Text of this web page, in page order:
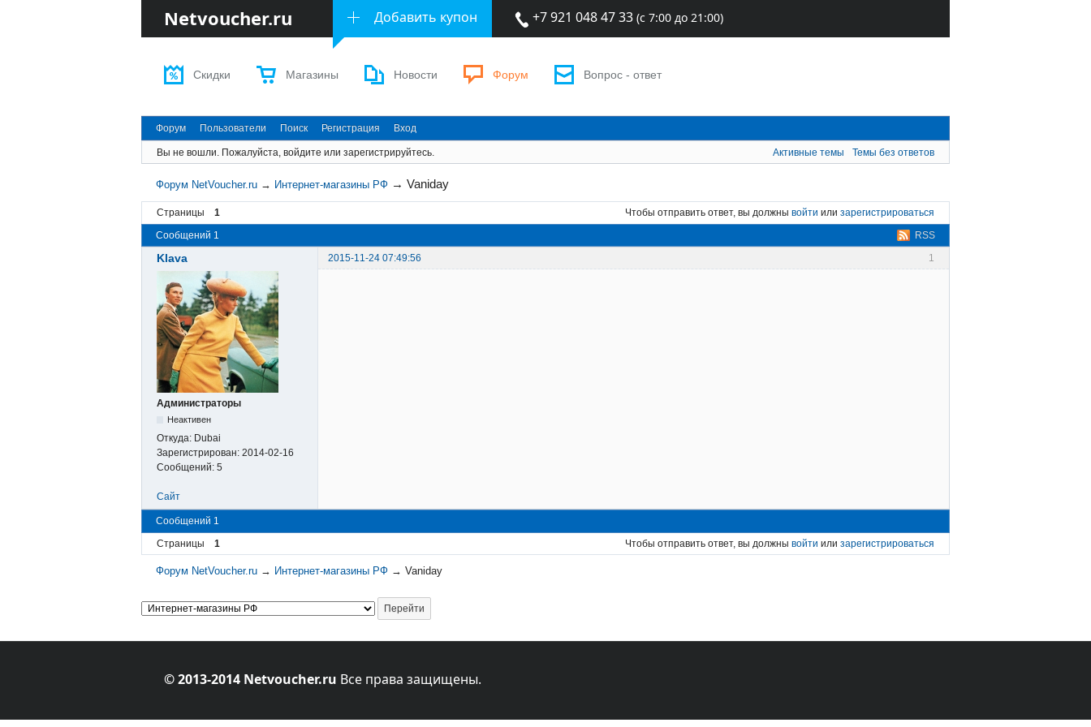
Netvoucher.ru Добавить купон +7 921 048 47 33 (с 7:00 до 21:00)
Скидки Магазины Новости Форум Вопрос - ответ
Форум Пользователи Поиск Регистрация Вход
Вы не вошли. Пожалуйста, войдите или зарегистрируйтесь. Активные темы Темы без ответов
Форум NetVoucher.ru → Интернет-магазины РФ →Vaniday
Страницы 1 Чтобы отправить ответ, вы должны войти или зарегистрироваться
RSS
Сообщений 1
1
Klava 2015-11-24 07:49:56
Администраторы
Неактивен
Откуда: Dubai
Зарегистрирован: 2014-02-16
Сообщений: 5
Сайт
Сообщений 1
Страницы
1 Чтобы отправить ответ, вы должны войти или зарегистрироваться
Форум NetVoucher.ru → Интернет-магазины РФ →Vaniday
© 2013-2014 Netvoucher.ru Все права защищены.